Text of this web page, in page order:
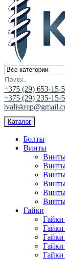
Ивалис Креп
Магазин
+375 (29) 653-15-
+375 (29) 235-15-
Каталог
Болты
Винты
Винты
Винты
Винты
Гайки
Гайки
Гайки
Гайки
Гайки